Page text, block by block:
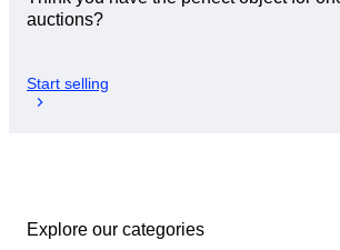
auctions?
Start selling
Explore our categories